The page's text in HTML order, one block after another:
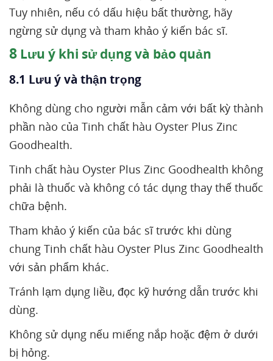
Tuy nhiên, nếu có dấu hiệu bất thường, hãy
ngừng sử dụng và tham khảo ý kiến bác sĩ.
8 Lưu ý khi sử dụng và bảo quản
8.1 Lưu ý và thận trọng
Không dùng cho người mẫn cảm với bất kỳ thành
phần nào của Tinh chất hàu Oyster Plus Zinc
Goodhealth.
Tinh chất hàu Oyster Plus Zinc Goodhealth không
phải là thuốc và không có tác dụng thay thế thuốc
chữa bệnh.
Tham khảo ý kiến của bác sĩ trước khi dùng
chung Tinh chất hàu Oyster Plus Zinc Goodhealth
với sản phẩm khác.
Tránh lạm dụng liều, đọc kỹ hướng dẫn trước khi
dùng.
Không sử dụng nếu miếng nắp hoặc đệm ở dưới
bị hỏng.